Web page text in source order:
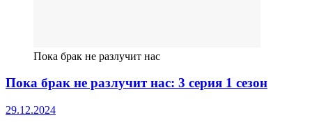
Пока брак не разлучит нас
Пока брак не разлучит нас: 3 серия 1 сезон
29.12.2024